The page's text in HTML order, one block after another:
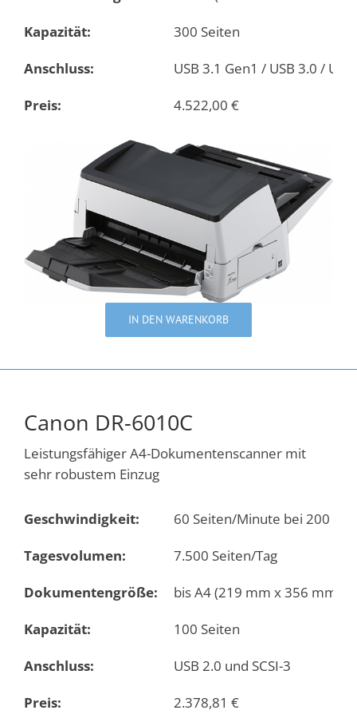
Kapazität:
300 Seiten
Anschluss:
USB 3.1 Gen1 / USB 3.0 /
Preis:
4.522,00 €
IN DEN WARENKORB
Canon DR-6010C
Leistungsfähiger A4-Dokumentenscanner mit
sehr robustem Einzug
Geschwindigkeit:
60 Seiten/Minute bei 200 dpi
Tagesvolumen:
7.500 Seiten/Tag
Dokumentengröße:
bis A4 (219 mm x 356 mm)
Kapazität:
100 Seiten
Anschluss:
USB 2.0 und SCSI-3
Preis:
2.378,81 €